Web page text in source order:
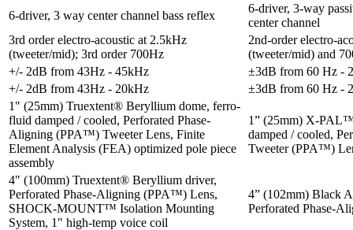
6-driver, 3 way center channel bass reflex
6-driver, 3-way
center channel
3rd order electro-acoustic at 2.5kHz
(tweeter/mid); 3rd order 700Hz
2nd-order electro-
(tweeter/mid) and
+/- 2dB from 43Hz - 45kHz
±3dB from 60 Hz -
+/- 2dB from 43Hz - 20kHz
±3dB from 60 Hz -
1" (25mm) Truextent® Beryllium dome, ferro-
fluid damped / cooled, Perforated Phase-
Aligning (PPA™) Tweeter Lens, Finite
Element Analysis (FEA) optimized pole piece
assembly
1” (25mm) X-
damped / cooled,
Tweeter (PPA™)
4" (100mm) Truextent® Beryllium driver,
Perforated Phase-Aligning (PPA™) Lens,
SHOCK-MOUNT™ Isolation Mounting
System, 1" high-temp voice coil
4” (102mm) Black
Perforated Phase-